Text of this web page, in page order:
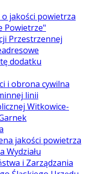
jakości powietrza
Powietrze"
Przestrzennej
dodatku
i obrona cywilna
linii
Witkowice-
jakości powietrza
Wydziału
i Zarządzania